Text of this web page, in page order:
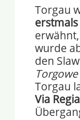
Torgau
wurde
den
Torgowe
Torgau
Via Regia